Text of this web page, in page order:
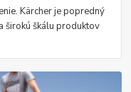
Kärcher je popredný
širokú škálu produktov